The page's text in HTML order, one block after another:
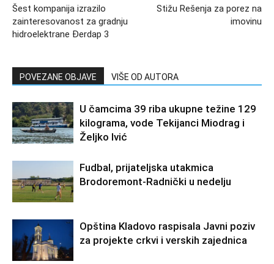
Šest kompanija izrazilo
zainteresovanost za gradnju
hidroelektrane Đerdap 3
Stižu Rešenja za porez na
imovinu
POVEZANE OBJAVE VIŠE OD AUTORA
U čamcima 39 riba ukupne težine 129
kilograma, vode Tekijanci Miodrag i
Željko Ivić
Fudbal, prijateljska utakmica
Brodoremont-Radnički u nedelju
Opština Kladovo raspisala Javni poziv
za projekte crkvi i verskih zajednica